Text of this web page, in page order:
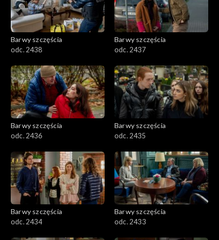
Barwy szczęścia
odc. 2438
Barwy szczęścia
odc. 2437
Barwy szczęścia
odc. 2436
Barwy szczęścia
odc. 2435
Barwy szczęścia
odc. 2434
Barwy szczęścia
odc. 2433